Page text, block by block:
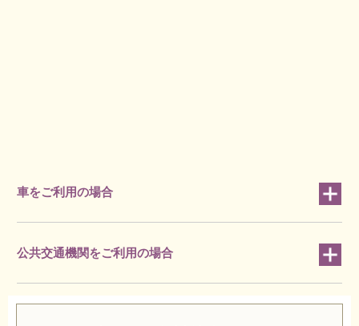
車をご利用の場合
公共交通機関をご利用の場合